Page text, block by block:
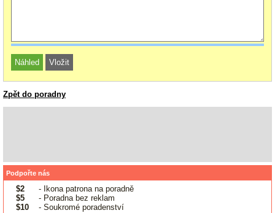
Zpět do poradny
Podpořte nás
$2
- Ikona patrona na poradně
$5
- Poradna bez reklam
$10
- Soukromé poradenství